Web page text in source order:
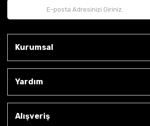
Kurumsal
Yardım
Alışveriş